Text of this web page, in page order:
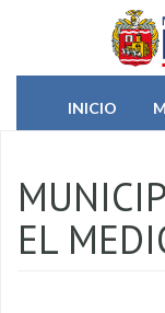
Pasar al contenido
INICIO
EL